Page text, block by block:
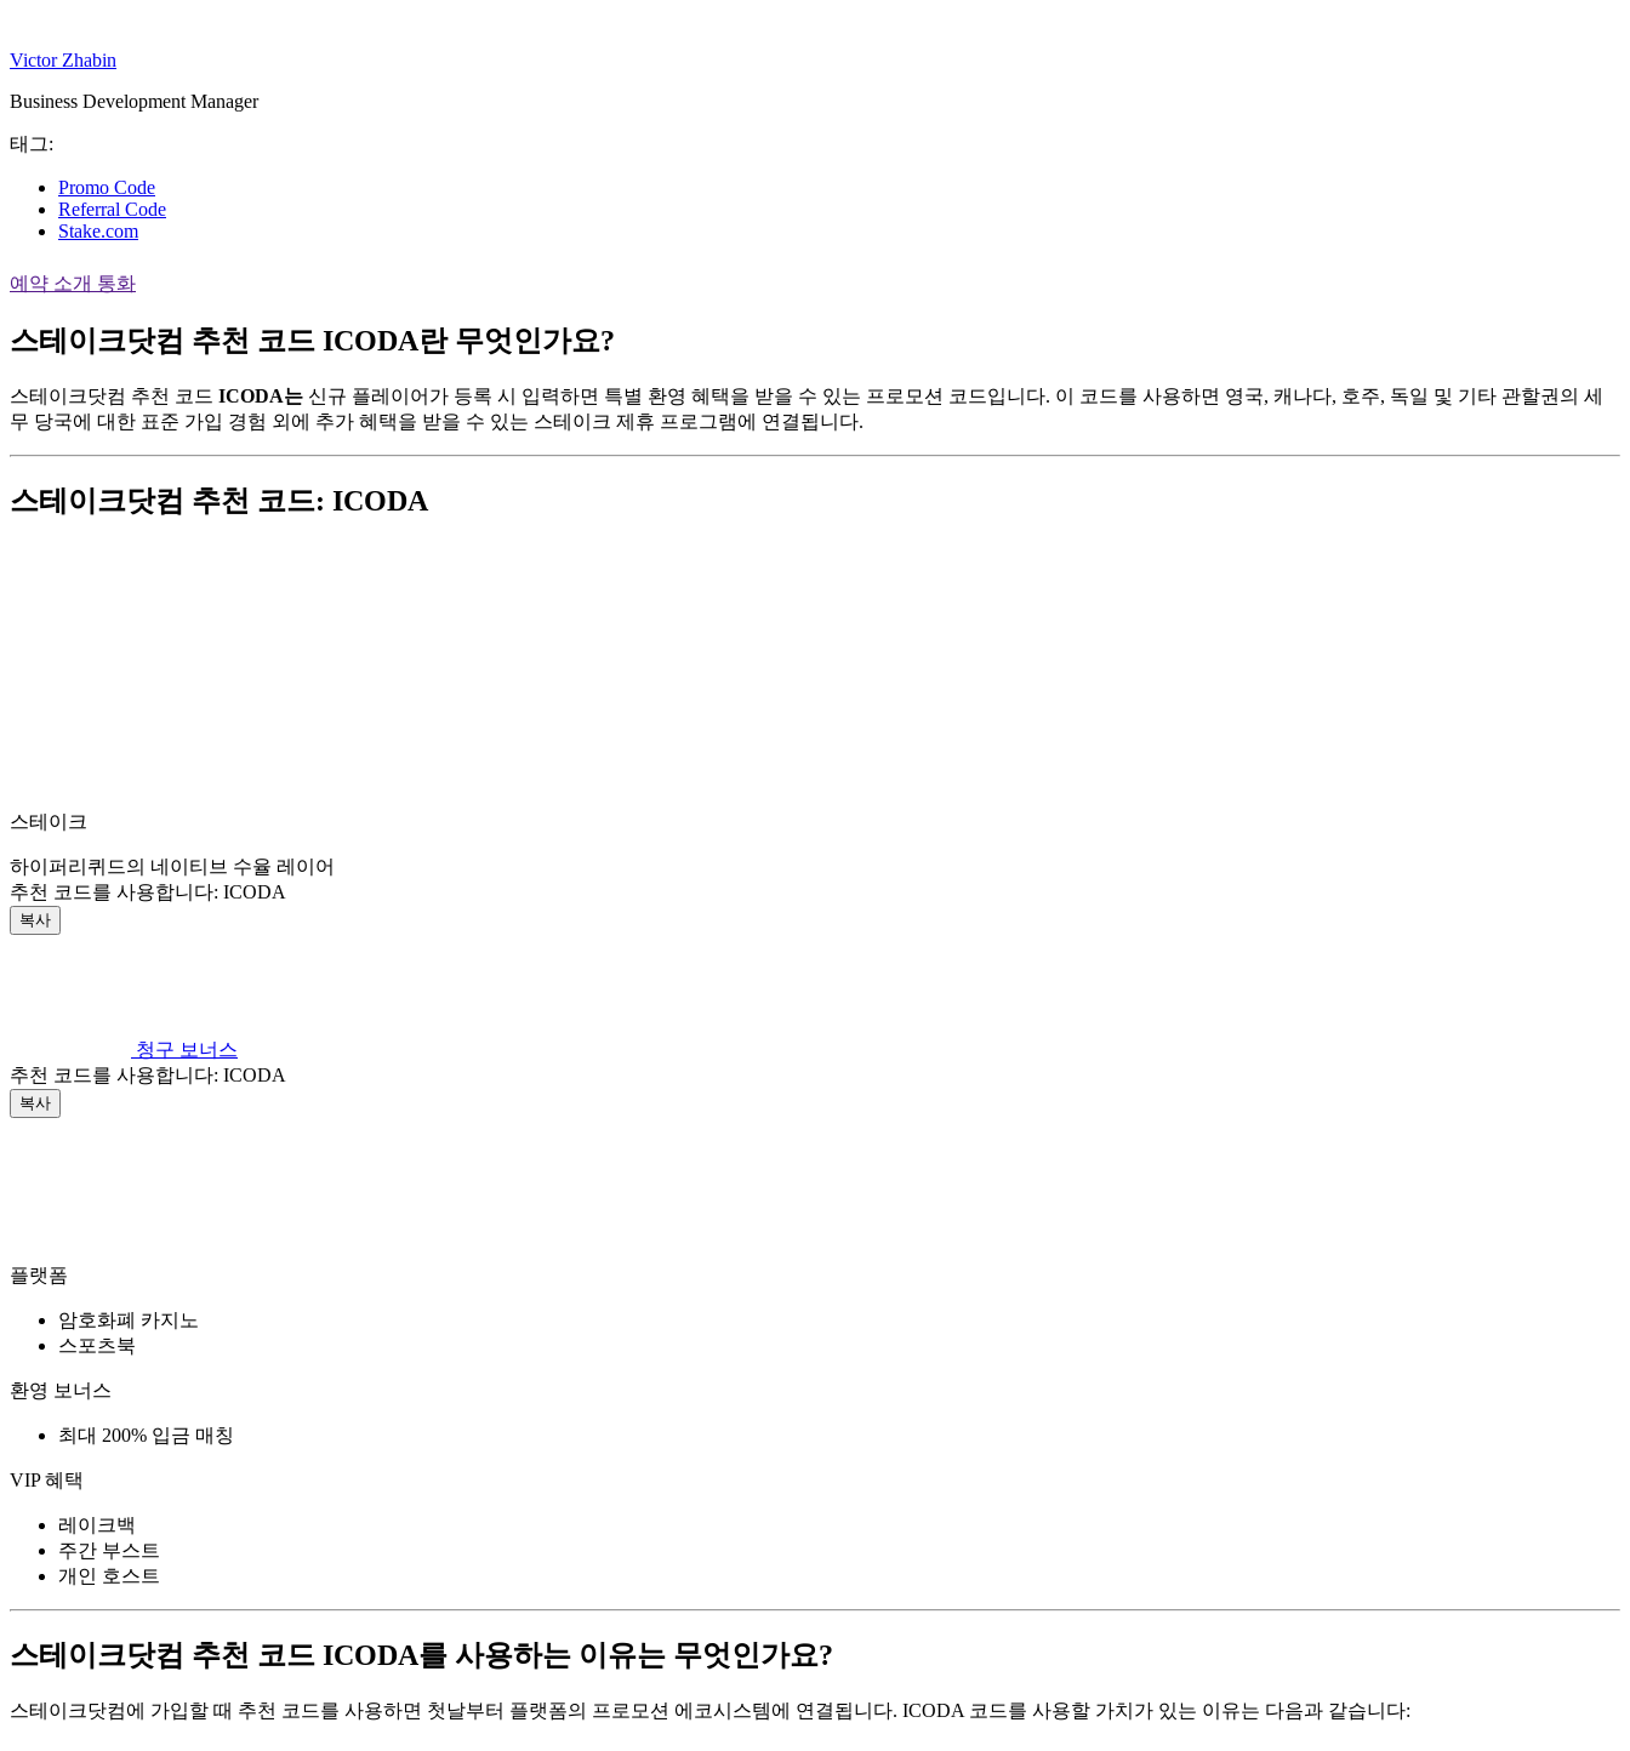
Victor Zhabin
Business Development Manager
태그:
Promo Code
Referral Code
Stake.com
예약 소개 통화
스테이크닷컴 추천 코드 ICODA란 무엇인가요?
스테이크닷컴 추천 코드 ICODA는 신규 플레이어가 등록 시 입력하면 특별 환영 혜택을 받을 수 있는 프로모션 코드입니다. 이 코드를 사용하면 영국, 캐나다, 호주, 독일 및 기타 관할권의 세
무 당국에 대한 표준 가입 경험 외에 추가 혜택을 받을 수 있는 스테이크 제휴 프로그램에 연결됩니다.
스테이크닷컴 추천 코드: ICODA
스테이크
하이퍼리퀴드의 네이티브 수율 레이어
추천 코드를 사용합니다: ICODA
복사
청구 보너스
추천 코드를 사용합니다: ICODA
복사
플랫폼
암호화폐 카지노
스포츠북
환영 보너스
최대 200% 입금 매칭
VIP 혜택
레이크백
주간 부스트
개인 호스트
스테이크닷컴 추천 코드 ICODA를 사용하는 이유는 무엇인가요?
스테이크닷컴에 가입할 때 추천 코드를 사용하면 첫날부터 플랫폼의 프로모션 에코시스템에 연결됩니다. ICODA 코드를 사용할 가치가 있는 이유는 다음과 같습니다: